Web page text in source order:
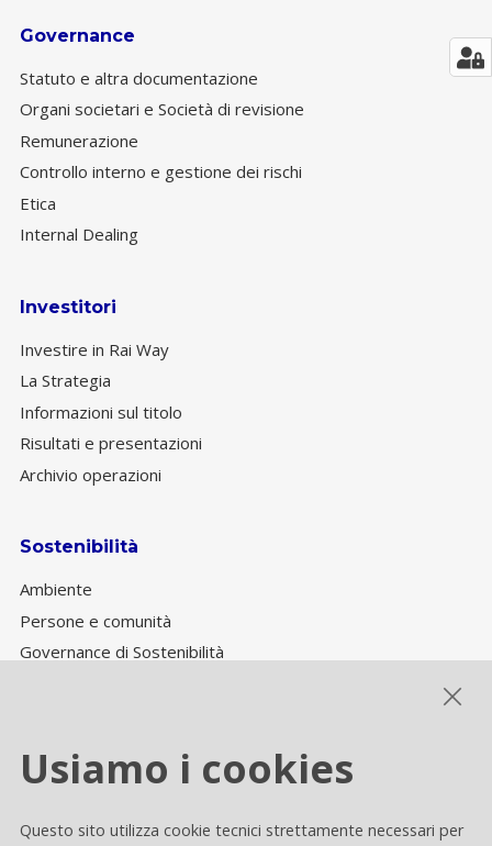
Governance
Statuto e altra documentazione
Organi societari e Società di revisione
Remunerazione
Controllo interno e gestione dei rischi
Etica
Internal Dealing
Investitori
Investire in Rai Way
La Strategia
Informazioni sul titolo
Risultati e presentazioni
Archivio operazioni
Sostenibilità
Ambiente
Persone e comunità
Governance di Sostenibilità
Cookie settings
Usiamo i cookies
Questo sito utilizza cookie tecnici strettamente necessari per